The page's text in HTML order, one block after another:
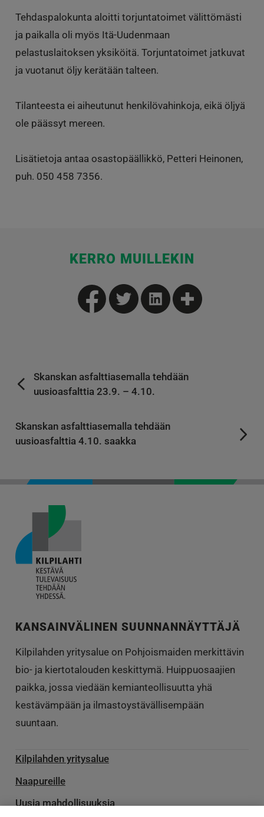
Tehdaspalokunta aloitti torjuntatoimet välittömästi
ja paikalla oli myös Itä-Uudenmaan
pelastuslaitoksen yksiköitä. Torjuntatoimet jatkuvat
ja vuotanut öljy kerätään talteen.
Tilanteesta ei aiheutunut henkilövahinkoja, eikä öljyä
ole päässyt mereen.
Lisätietoja antaa osastopäällikkö, Petteri Heinonen,
puh. 050 458 7356.
KERRO MUILLEKIN
Skanskan asfalttiasemalla tehdään
uusioasfalttia 23.9. – 4.10.
Skanskan asfalttiasemalla tehdään
uusioasfalttia 4.10. saakka
KANSAINVÄLINEN SUUNNANNÄYTTÄJÄ
Kilpilahden yritysalue on Pohjoismaiden merkittävin
bio- ja kiertotalouden keskittymä. Huippuosaajien
paikka, jossa viedään kemianteollisuutta yhä
kestävämpään ja ilmastoystävällisempään
suuntaan.
Kilpilahden yritysalue
Naapureille
Uusia mahdollisuuksia